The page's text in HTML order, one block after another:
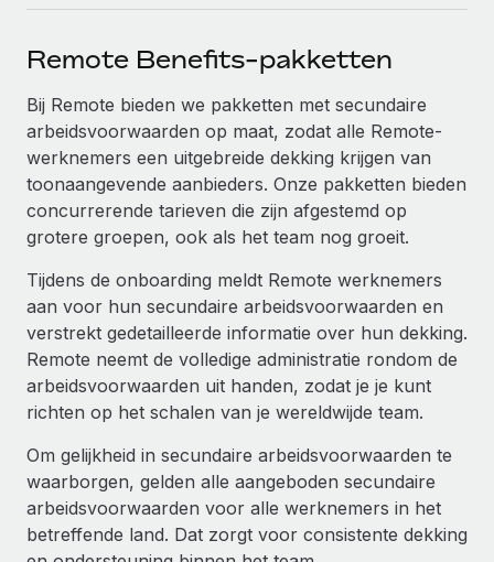
Vraag een expert
Krijg hulp van global HR- en juridische experts
Achtergrondonderzoek
Vereenvoudig het screeningsproces van
kandidaten
Compliance Watchtower
Apparaatbeheer
Lever en track wereldwijd IT-middelen
Entiteiten oprichten
Stel snel compliant entiteiten op
Mobiliteit en overplaatsing
Plaats werknemers moeiteloos over
Een partner worden
Ontdek hoe je met ons kunt samenwerken
Binnenkort beschikbaar
Integraties en advies over AI-automatiseringen
CASESTUDY'S
Newsroom
Inzicht in salaris en talent
Inzichtencentrum
Support
Alle bronnen bekijken
Global Payroll
EOR en PEO
Contractor Management
Belastingen
Naar de blog
Remote Benefits-pakketten
Bij Remote bieden we pakketten met secundaire
arbeidsvoorwaarden op maat, zodat alle Remote-
werknemers een uitgebreide dekking krijgen van
toonaangevende aanbieders. Onze pakketten bieden
concurrerende tarieven die zijn afgestemd op
grotere groepen, ook als het team nog groeit.
Tijdens de onboarding meldt Remote werknemers
aan voor hun secundaire arbeidsvoorwaarden en
verstrekt gedetailleerde informatie over hun dekking.
Remote neemt de volledige administratie rondom de
arbeidsvoorwaarden uit handen, zodat je je kunt
richten op het schalen van je wereldwijde team.
Om gelijkheid in secundaire arbeidsvoorwaarden te
waarborgen, gelden alle aangeboden secundaire
arbeidsvoorwaarden voor alle werknemers in het
betreffende land. Dat zorgt voor consistente dekking